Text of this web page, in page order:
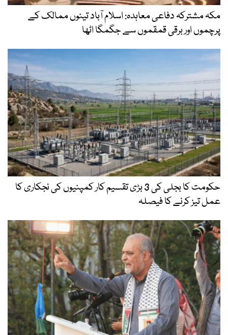
مکہ مشترکہ دفاعی معاہدہ: اسلام آباد تینوں ممالک کے
پرچموں اور برقی قمقموں سے جگمگا اٹھا
حکومت کا بجلی کی 3 بڑی تقسیم کار کمپنیوں کی نجکاری کا
عمل تیز کرنے کا فیصلہ